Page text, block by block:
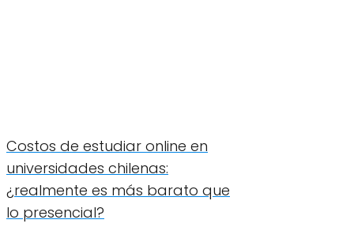
Costos de estudiar online en
universidades chilenas:
¿realmente es más barato que
lo presencial?